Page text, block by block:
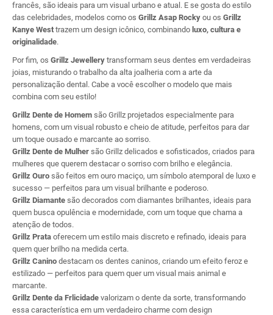
francês, são ideais para um visual urbano e atual. E se gosta do estilo
das celebridades, modelos como os Grillz Asap Rocky ou os Grillz
Kanye West trazem um design icônico, combinando luxo, cultura e
originalidade.
Por fim, os Grillz Jewellery transformam seus dentes em verdadeiras
joias, misturando o trabalho da alta joalheria com a arte da
personalização dental. Cabe a você escolher o modelo que mais
combina com seu estilo!
Grillz Dente de Homem são Grillz projetados especialmente para
homens, com um visual robusto e cheio de atitude, perfeitos para dar
um toque ousado e marcante ao sorriso.
Grillz Dente de Mulher são Grillz delicados e sofisticados, criados para
mulheres que querem destacar o sorriso com brilho e elegância.
Grillz Ouro são feitos em ouro maciço, um símbolo atemporal de luxo e
sucesso — perfeitos para um visual brilhante e poderoso.
Grillz Diamante são decorados com diamantes brilhantes, ideais para
quem busca opulência e modernidade, com um toque que chama a
atenção de todos.
Grillz Prata oferecem um estilo mais discreto e refinado, ideais para
quem quer brilho na medida certa.
Grillz Canino destacam os dentes caninos, criando um efeito feroz e
estilizado — perfeitos para quem quer um visual mais animal e
marcante.
Grillz Dente da Frlicidade valorizam o dente da sorte, transformando
essa característica em um verdadeiro charme com design